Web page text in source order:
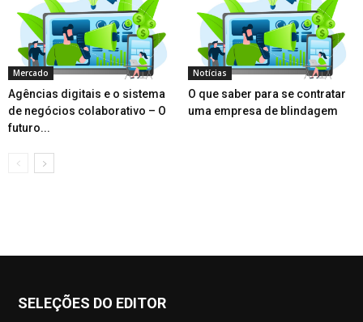
Mercado
Agências digitais e o sistema
de negócios colaborativo – O
futuro...
Notícias
O que saber para se contratar
uma empresa de blindagem
SELEÇÕES DO EDITOR